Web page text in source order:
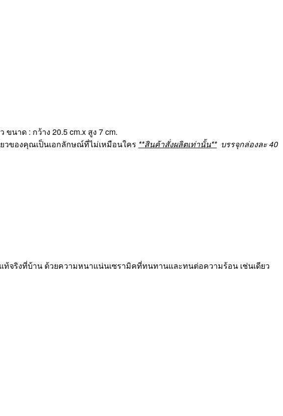
นาด : กว้าง 20.5 cm.x สูง 7 cm.
วของคุณเป็นเอกลักษณ์ที่ไม่เหมือนใคร **สินค้าสั่งผลิตเท่านั้น**บรรจุกล่องละ 40
จริงที่บ้าน ด้วยความหนาแน่นเซรามิคที่ทนทานและทนต่อความร้อน เช่นเดียว